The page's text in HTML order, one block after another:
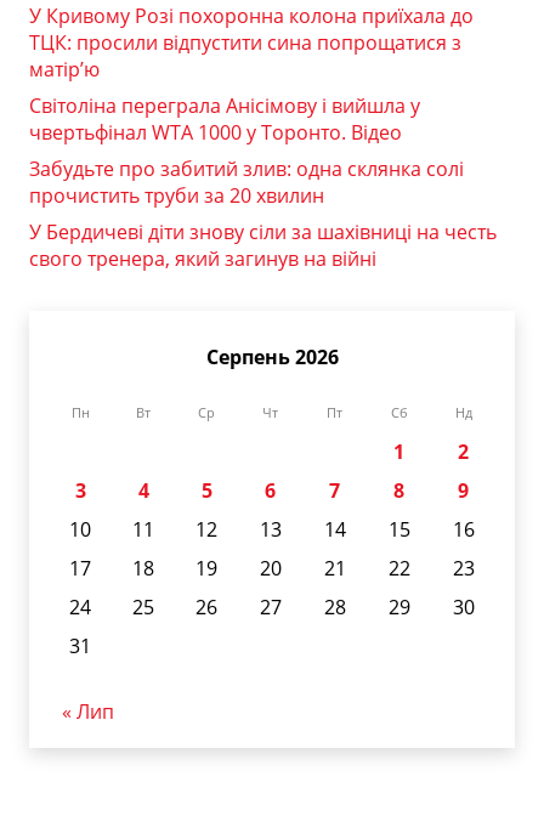
У Кривому Розі похоронна колона приїхала до
ТЦК: просили відпустити сина попрощатися з
матір’ю
Світоліна переграла Анісімову і вийшла у
чвертьфінал WTA 1000 у Торонто. Відео
Забудьте про забитий злив: одна склянка солі
прочистить труби за 20 хвилин
У Бердичеві діти знову сіли за шахівниці на честь
свого тренера, який загинув на війні
Серпень 2026
Пн Вт Ср Чт Пт Сб Нд
1
2
3
4 5 6 7 8
9
10
11 12 13 14 15
16
17
18 19 20 21 22
23
24
25 26 27 28 29
30
31
« Лип